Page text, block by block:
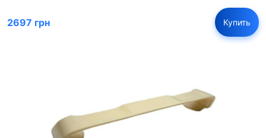
2697 грн Купить